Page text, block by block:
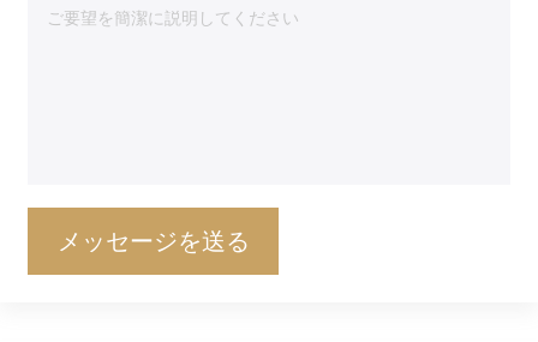
メッセージを送る